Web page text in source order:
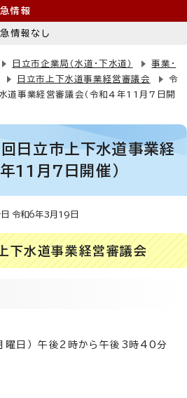
情報
情報なし
日立市企業局（水道・下水道）
事業・
日立市上下水道事業経営審議会
令
事業経営審議会（令和4年11月7日開
日立市上下水道事業経
11月7日開催）
令和6年3月19日
下水道事業経営審議会
曜日） 午後2時から午後3時40分